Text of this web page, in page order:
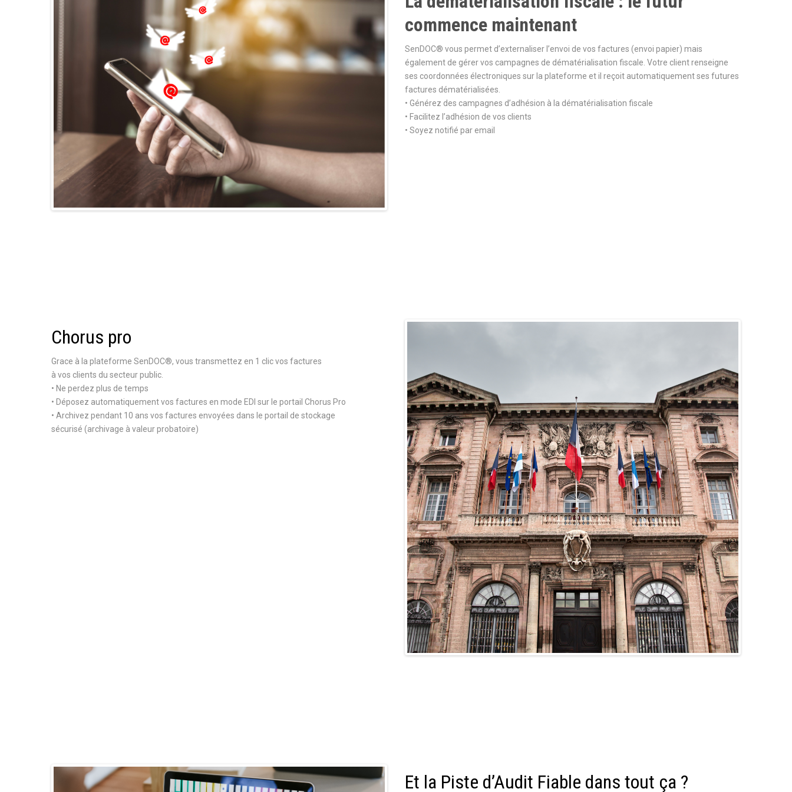
commence maintenant
SenDOC® vous permet d’externaliser l’envoi de vos factures (envoi papier) mais
également de gérer vos campagnes de dématérialisation fiscale. Votre client renseigne
ses coordonnées électroniques sur la plateforme et il reçoit automatiquement ses futures
factures dématérialisées.
• Générez des campagnes d’adhésion à la dématérialisation fiscale
• Facilitez l’adhésion de vos clients
• Soyez notifié par email
Chorus pro
Grace à la plateforme SenDOC®, vous transmettez en 1 clic vos factures
à vos clients du secteur public.
• Ne perdez plus de temps
• Déposez automatiquement vos factures en mode EDI sur le portail Chorus Pro
• Archivez pendant 10 ans vos factures envoyées dans le portail de stockage
sécurisé (archivage à valeur probatoire)
Et la Piste d’Audit Fiable dans tout ça ?